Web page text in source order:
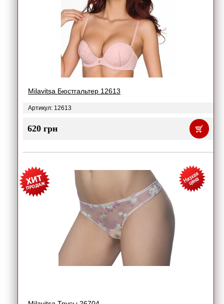
Milavitsa Бюстгальтер 12613
Артикул: 12613
620 грн